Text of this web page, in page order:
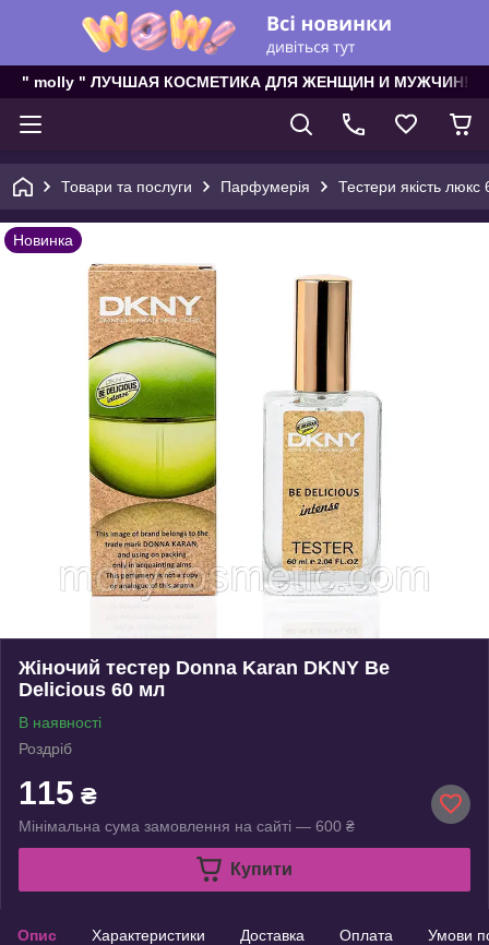
" molly " ЛУЧШАЯ КОСМЕТИКА ДЛЯ ЖЕНЩИН И МУЖЧИН!
Товари та послуги Парфумерія Тестери якість люкс
Новинка
Жіночий тестер Donna Karan DKNY Be
Delicious 60 мл
В наявності
Роздріб
115 ₴
Мінімальна сума замовлення на сайті — 600 ₴
Купити
Опис Характеристики Доставка Оплата Умови